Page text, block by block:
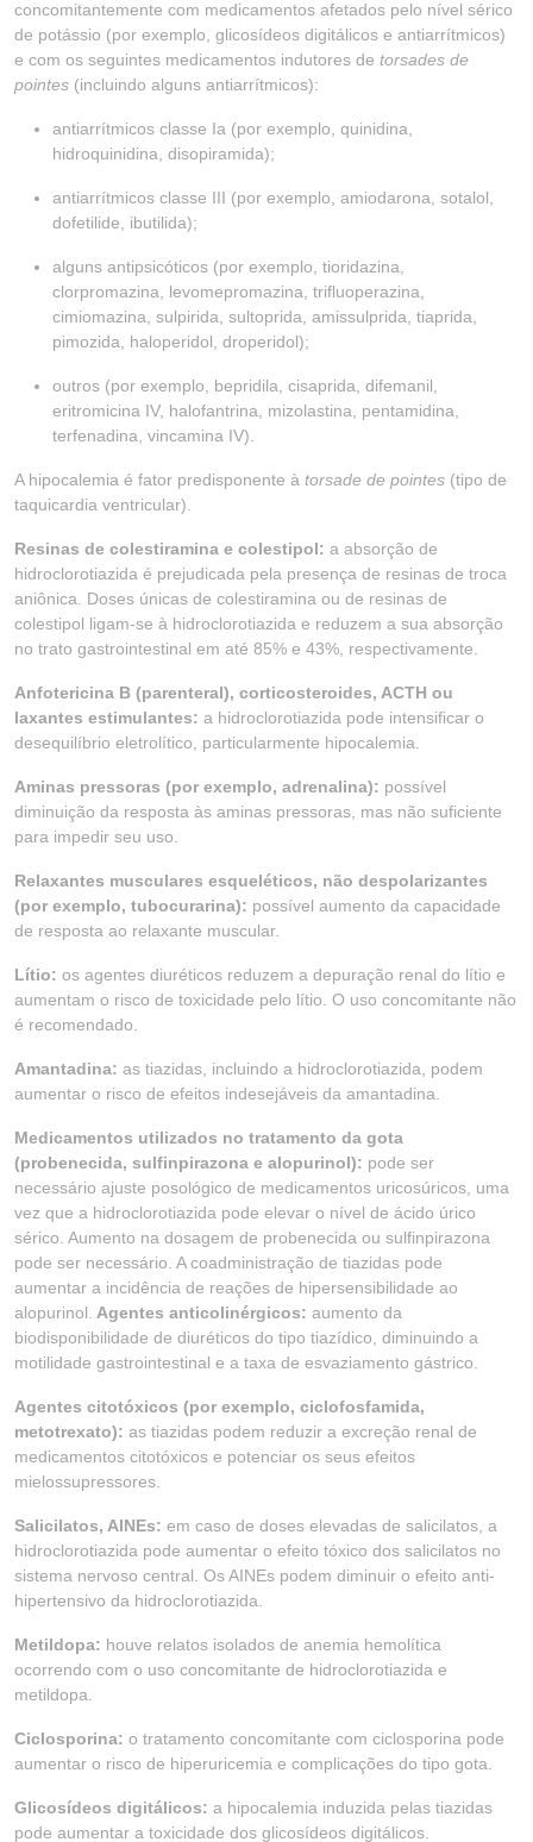
concomitantemente com medicamentos afetados pelo nível sérico
de potássio (por exemplo, glicosídeos digitálicos e antiarrítmicos)
e com os seguintes medicamentos indutores de torsades de
pointes (incluindo alguns antiarrítmicos):
antiarrítmicos classe Ia (por exemplo, quinidina,
hidroquinidina, disopiramida);
antiarrítmicos classe III (por exemplo, amiodarona, sotalol,
dofetilide, ibutilida);
alguns antipsicóticos (por exemplo, tioridazina,
clorpromazina, levomepromazina, trifluoperazina,
cimiomazina, sulpirida, sultoprida, amissulprida, tiaprida,
pimozida, haloperidol, droperidol);
outros (por exemplo, bepridila, cisaprida, difemanil,
eritromicina IV, halofantrina, mizolastina, pentamidina,
terfenadina, vincamina IV).
A hipocalemia é fator predisponente à torsade de pointes (tipo de
taquicardia ventricular).
Resinas de colestiramina e colestipol: a absorção de
hidroclorotiazida é prejudicada pela presença de resinas de troca
aniônica. Doses únicas de colestiramina ou de resinas de
colestipol ligam-se à hidroclorotiazida e reduzem a sua absorção
no trato gastrointestinal em até 85% e 43%, respectivamente.
Anfotericina B (parenteral), corticosteroides, ACTH ou
laxantes estimulantes: a hidroclorotiazida pode intensificar o
desequilíbrio eletrolítico, particularmente hipocalemia.
Aminas pressoras (por exemplo, adrenalina): possível
diminuição da resposta às aminas pressoras, mas não suficiente
para impedir seu uso.
Relaxantes musculares esqueléticos, não despolarizantes
(por exemplo, tubocurarina): possível aumento da capacidade
de resposta ao relaxante muscular.
Lítio: os agentes diuréticos reduzem a depuração renal do lítio e
aumentam o risco de toxicidade pelo lítio. O uso concomitante não
é recomendado.
Amantadina: as tiazidas, incluindo a hidroclorotiazida, podem
aumentar o risco de efeitos indesejáveis da amantadina.
Medicamentos utilizados no tratamento da gota
(probenecida, sulfinpirazona e alopurinol): pode ser
necessário ajuste posológico de medicamentos uricosúricos, uma
vez que a hidroclorotiazida pode elevar o nível de ácido úrico
sérico. Aumento na dosagem de probenecida ou sulfinpirazona
pode ser necessário. A coadministração de tiazidas pode
aumentar a incidência de reações de hipersensibilidade ao
alopurinol. Agentes anticolinérgicos: aumento da
biodisponibilidade de diuréticos do tipo tiazídico, diminuindo a
motilidade gastrointestinal e a taxa de esvaziamento gástrico.
Agentes citotóxicos (por exemplo, ciclofosfamida,
metotrexato): as tiazidas podem reduzir a excreção renal de
medicamentos citotóxicos e potenciar os seus efeitos
mielossupressores.
Salicilatos, AINEs: em caso de doses elevadas de salicilatos, a
hidroclorotiazida pode aumentar o efeito tóxico dos salicilatos no
sistema nervoso central. Os AINEs podem diminuir o efeito anti-
hipertensivo da hidroclorotiazida.
Metildopa: houve relatos isolados de anemia hemolítica
ocorrendo com o uso concomitante de hidroclorotiazida e
metildopa.
Ciclosporina: o tratamento concomitante com ciclosporina pode
aumentar o risco de hiperuricemia e complicações do tipo gota.
Glicosídeos digitálicos: a hipocalemia induzida pelas tiazidas
pode aumentar a toxicidade dos glicosídeos digitálicos.